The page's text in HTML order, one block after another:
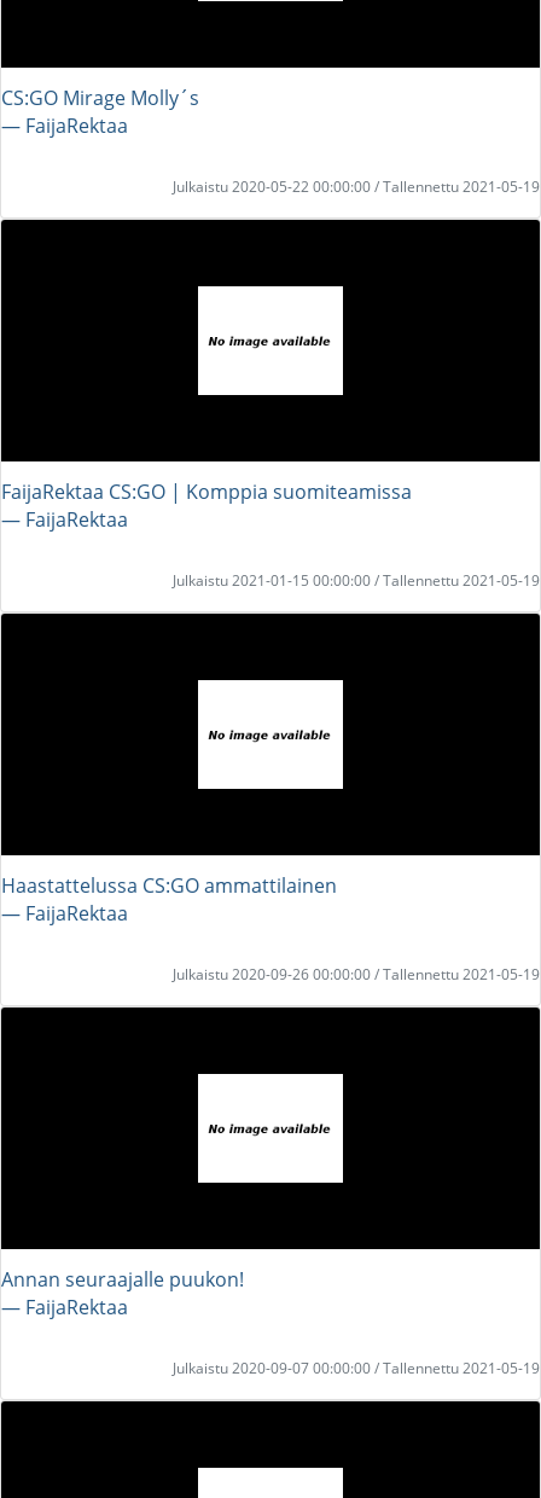
CS:GO Mirage Molly´s
― FaijaRektaa
Julkaistu 2020-05-22 00:00:00 / Tallennettu 2021-05-19
FaijaRektaa CS:GO | Komppia suomiteamissa
― FaijaRektaa
Julkaistu 2021-01-15 00:00:00 / Tallennettu 2021-05-19
Haastattelussa CS:GO ammattilainen
― FaijaRektaa
Julkaistu 2020-09-26 00:00:00 / Tallennettu 2021-05-19
Annan seuraajalle puukon!
― FaijaRektaa
Julkaistu 2020-09-07 00:00:00 / Tallennettu 2021-05-19